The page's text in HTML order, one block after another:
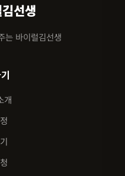
선생
는 바이럴김선생
개